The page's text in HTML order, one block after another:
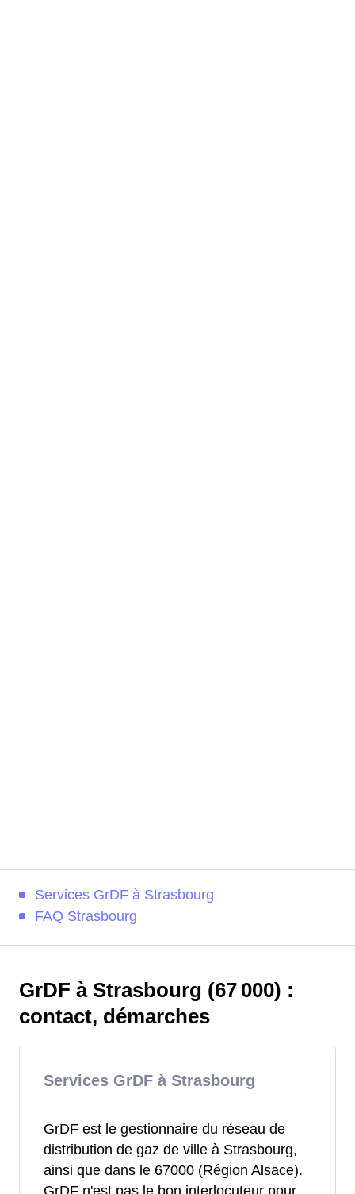
Services GrDF à Strasbourg
FAQ Strasbourg
GrDF à Strasbourg (67 000) :
contact, démarches
Services GrDF à Strasbourg
GrDF est le gestionnaire du réseau de
distribution de gaz de ville à Strasbourg,
ainsi que dans le 67000 (Région Alsace).
GrDF n'est pas le bon interlocuteur pour